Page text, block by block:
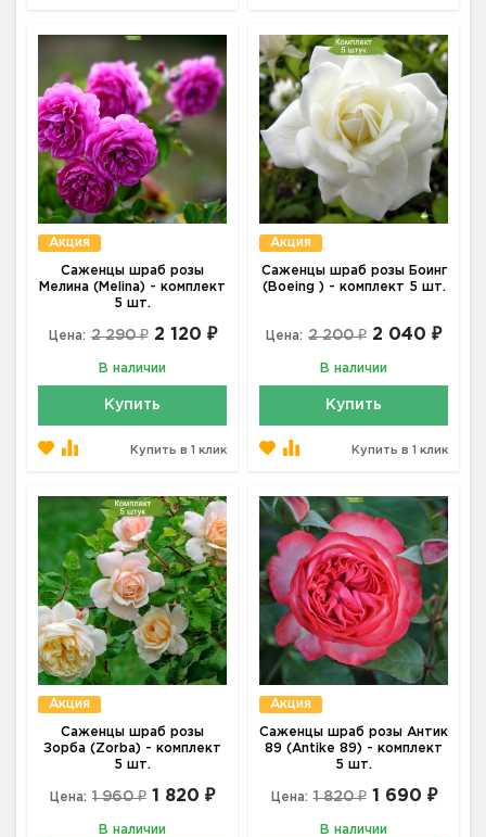
Акция
Саженцы шраб розы
Мелина (Melina) - комплект
5 шт.
Цена: 2 290 ₽ 2 120 ₽
В наличии
Купить
Купить в 1 клик
Акция
Саженцы шраб розы Боинг
(Boeing ) - комплект 5 шт.
Цена: 2 200 ₽ 2 040 ₽
В наличии
Купить
Купить в 1 клик
Акция
Саженцы шраб розы
Зорба (Zorba) - комплект
5 шт.
Цена: 1 960 ₽ 1 820 ₽
В наличии
Акция
Саженцы шраб розы Антик
89 (Antike 89) - комплект
5 шт.
Цена: 1 820 ₽ 1 690 ₽
В наличии